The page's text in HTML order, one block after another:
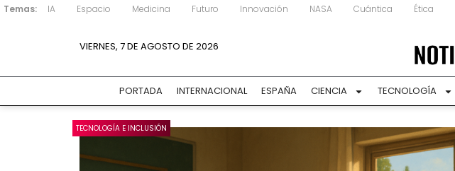
Temas: IA Espacio Medicina Futuro Innovación NASA Cuántica Ética
VIERNES, 7 DE AGOSTO DE 2026
PORTADA INTERNACIONAL ESPAÑA CIENCIA TECNOLOGÍA
TECNOLOGÍA E INCLUSIÓN